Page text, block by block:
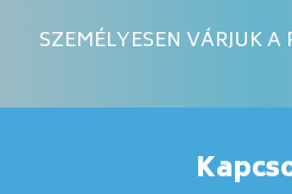
SZEMÉLYESEN VÁRJUK